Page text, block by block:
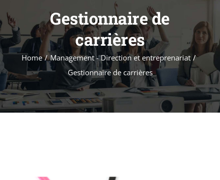
FORMATION NOUVEAUTES
ACCOMPAGNEMENT
PEDAGOGIE
ACCOFOR
Gestionnaire de
carrières
Home / Management - Direction et entreprenariat /
Gestionnaire de carrières